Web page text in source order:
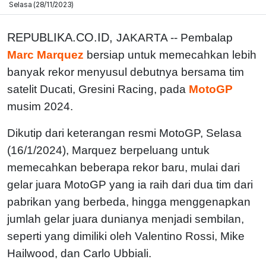
Selasa (28/11/2023)
REPUBLIKA.CO.ID, JAKARTA -- Pembalap
Marc Marquez bersiap untuk memecahkan lebih
banyak rekor menyusul debutnya bersama tim
satelit Ducati, Gresini Racing, pada MotoGP
musim 2024.
Dikutip dari keterangan resmi MotoGP, Selasa
(16/1/2024), Marquez berpeluang untuk
memecahkan beberapa rekor baru, mulai dari
gelar juara MotoGP yang ia raih dari dua tim dari
pabrikan yang berbeda, hingga menggenapkan
jumlah gelar juara dunianya menjadi sembilan,
seperti yang dimiliki oleh Valentino Rossi, Mike
Hailwood, dan Carlo Ubbiali.